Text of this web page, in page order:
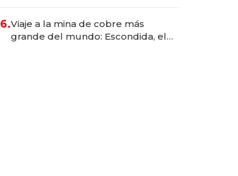
6.Viaje a la mina de cobre más
grande del mundo: Escondida, el